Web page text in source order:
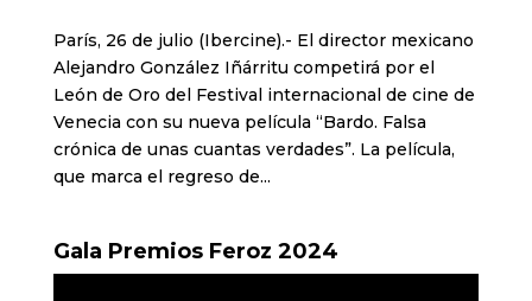
París, 26 de julio (Ibercine).- El director mexicano
Alejandro González Iñárritu competirá por el
León de Oro del Festival internacional de cine de
Venecia con su nueva película “Bardo. Falsa
crónica de unas cuantas verdades”. La película,
que marca el regreso de...
Gala Premios Feroz 2024